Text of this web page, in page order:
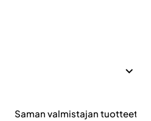
Saman valmistajan tuotteet